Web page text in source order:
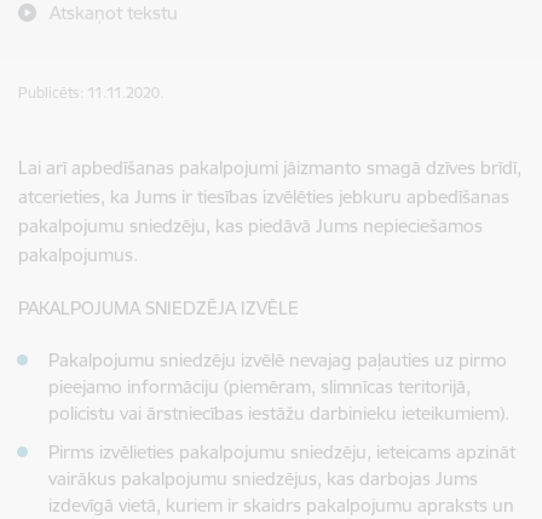
Atskaņot tekstu
Publicēts: 11.11.2020.
Lai arī apbedīšanas pakalpojumi jāizmanto smagā dzīves brīdī,
atcerieties, ka Jums ir tiesības izvēlēties jebkuru apbedīšanas
pakalpojumu sniedzēju, kas piedāvā Jums nepieciešamos
pakalpojumus.
PAKALPOJUMA SNIEDZĒJA IZVĒLE
Pakalpojumu sniedzēju izvēlē nevajag paļauties uz pirmo
pieejamo informāciju (piemēram, slimnīcas teritorijā,
policistu vai ārstniecības iestāžu darbinieku ieteikumiem).
Pirms izvēlieties pakalpojumu sniedzēju, ieteicams apzināt
vairākus pakalpojumu sniedzējus, kas darbojas Jums
izdevīgā vietā, kuriem ir skaidrs pakalpojumu apraksts un